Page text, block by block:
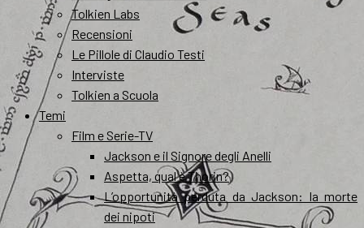
Tolkien Labs
Recensioni
Le Pillole di Claudio Testi
Interviste
Tolkien a Scuola
Temi
Film e Serie-TV
Jackson e il Signore degli Anelli
Aspetta, qual è Thorin?
L’opportunità perduta da Jackson: la morte
dei nipoti